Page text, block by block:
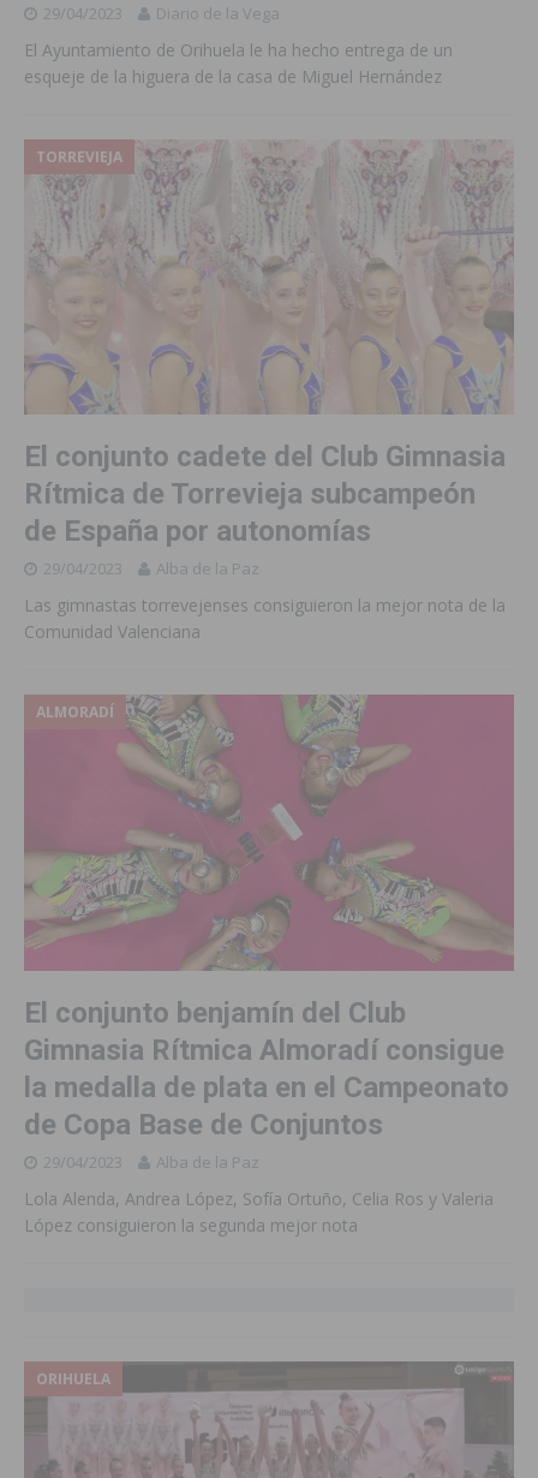
29/04/2023 Diario de la Vega
El Ayuntamiento de Orihuela le ha hecho entrega de un
esqueje de la higuera de la casa de Miguel Hernández
TORREVIEJA
El conjunto cadete del Club Gimnasia
Rítmica de Torrevieja subcampeón
de España por autonomías
29/04/2023 Alba de la Paz
Las gimnastas torrevejenses consiguieron la mejor nota de la
Comunidad Valenciana
ALMORADÍ
El conjunto benjamín del Club
Gimnasia Rítmica Almoradí consigue
la medalla de plata en el Campeonato
de Copa Base de Conjuntos
29/04/2023 Alba de la Paz
Lola Alenda, Andrea López, Sofía Ortuño, Celia Ros y Valeria
López consiguieron la segunda mejor nota
ORIHUELA